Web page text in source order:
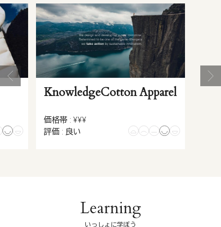
KnowledgeCotton Apparel
価格帯 : ¥¥¥
評価 : 良い
Learning
いっしょに学ぼう